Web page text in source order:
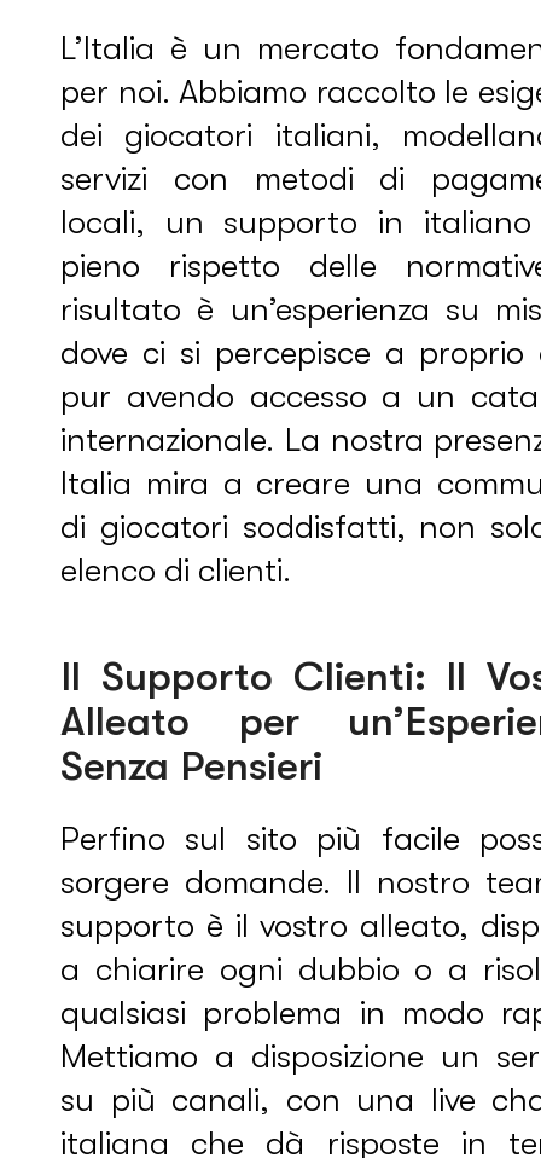
L’Italia è un mercato
per noi. Abbiamo raccolto le
dei giocatori italiani,
servizi con metodi di
locali, un supporto in
pieno rispetto delle
risultato è un’esperienza su
dove ci si percepisce a proprio
pur avendo accesso a un
internazionale. La nostra
Italia mira a creare una
di giocatori soddisfatti, non
elenco di clienti.
Il Supporto Clienti: Il
Alleato per
Senza Pensieri
Perfino sul sito più facile
sorgere domande. Il nostro
supporto è il vostro alleato,
a chiarire ogni dubbio o a
qualsiasi problema in modo
Mettiamo a disposizione un
su più canali, con una live
italiana che dà risposte in